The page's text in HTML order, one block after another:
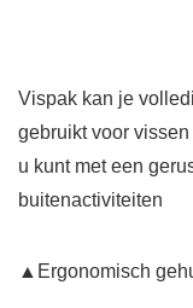
Vispak kan je
gebruikt voor
u kunt met een
buitenactiviteiten
▲Ergonomisch